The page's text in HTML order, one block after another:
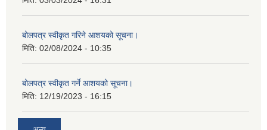
बोलपत्र स्वीकृत गरिने आशयको सूचना।
मिति: 02/08/2024 - 10:35
बोलपत्र स्वीकृत गर्ने आशयको सूचना।
मिति: 12/19/2023 - 16:15